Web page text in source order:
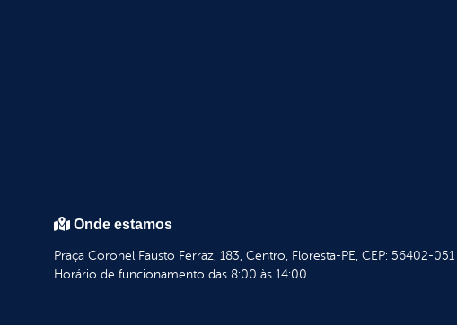
Onde estamos
Praça Coronel Fausto Ferraz, 183, Centro, Floresta-PE, CEP: 56402-051
Horário de funcionamento das 8:00 às 14:00